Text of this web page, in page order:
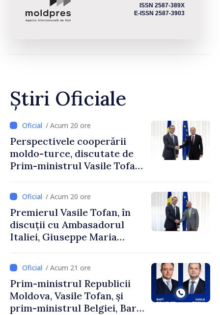
ISSN 2587-389X
E-ISSN 2587-3903
Știri Oficiale
/ Acum 20 ore
Perspectivele cooperării
moldo-turce, discutate de
Prim-ministrul Vasile Tofan
Uygar Mustafa Sertel
/ Acum 20 ore
Premierul Vasile Tofan, în
discuții cu Ambasadorul
Italiei, Giuseppe Maria
/ Acum 21 ore
Prim-ministrul Republicii
Moldova, Vasile Tofan, și
prim-ministrul Belgiei, Bart